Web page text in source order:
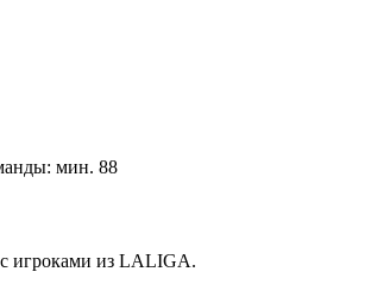
мин. 88
игроками из LALIGA.